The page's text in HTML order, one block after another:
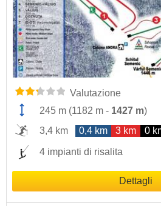
Valutazione
245 m (1182 m - 1427 m)
3,4 km
0,4 km 3 km 0
4 impianti di risalita
Dettagli